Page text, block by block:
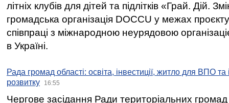
літніх клубів для дітей та підлітків «Грай. Дій.
громадська організація DOCCU у межах
співпраці з міжнародною неурядовою
в Україні.
Рада громад області: освіта, інвестиції, житло для ВПО
розвитку
16:55
Чергове засідання Ради територіальних громад